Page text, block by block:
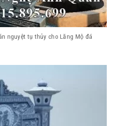
nguyệt tụ thủy cho Lăng Mộ đá